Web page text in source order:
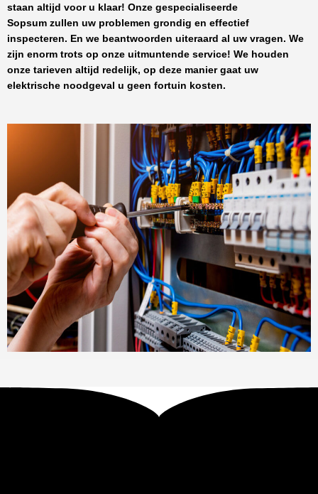
staan altijd voor u klaar! Onze gespecialiseerde
Sopsum zullen uw problemen grondig en effectief
inspecteren. En we beantwoorden uiteraard al uw vragen. We
zijn enorm trots op onze uitmuntende service! We houden
onze tarieven altijd redelijk, op deze manier gaat uw
elektrische noodgeval u geen fortuin kosten.